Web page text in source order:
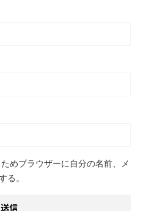
めブラウザーに自分の名前、メ
る。